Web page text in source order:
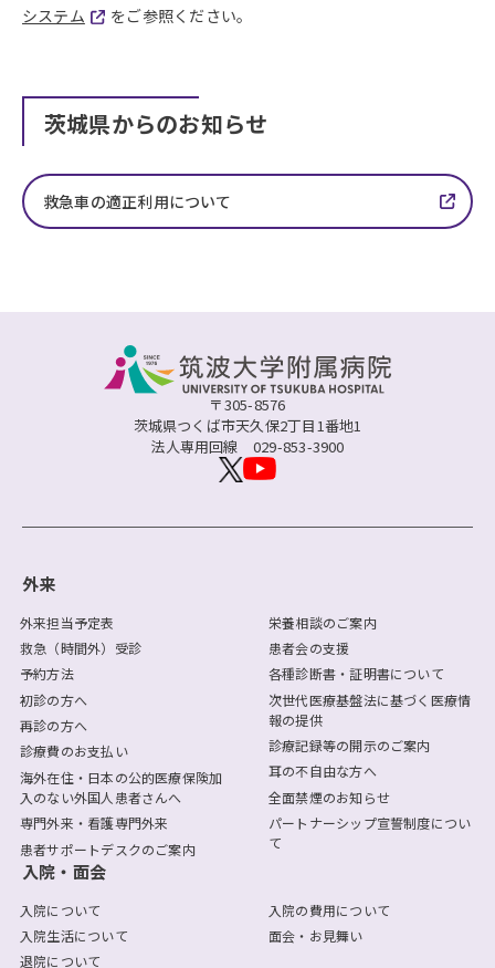
システム
をご参照ください。
茨城県からのお知らせ
救急車の適正利用について
〒305-8576
茨城県つくば市天久保2丁目1番地1
法人専用回線 029-853-3900
外来
外来担当予定表
救急（時間外）受診
予約方法
初診の方へ
再診の方へ
診療費のお支払い
海外在住・日本の公的医療保険加
入のない外国人患者さんへ
専門外来・看護専門外来
患者サポートデスクのご案内
栄養相談のご案内
患者会の支援
各種診断書・証明書について
次世代医療基盤法に基づく医療情
報の提供
診療記録等の開示のご案内
耳の不自由な方へ
全面禁煙のお知らせ
パートナーシップ宣誓制度につい
て
入院・面会
入院について
入院生活について
退院について
入院の費用について
面会・お見舞い